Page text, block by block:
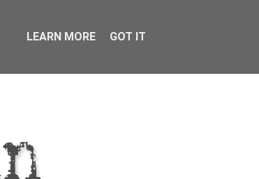
LEARN MORE GOT IT